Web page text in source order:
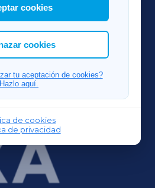
la elección de
permitir.
cookies
cookies
tu aceptación de cookies?
Hazlo aquí.
de cookies
de privacidad